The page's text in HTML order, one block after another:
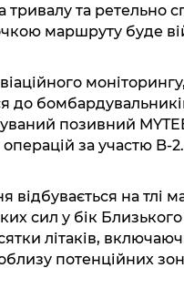
тривалу та ретельно
маршруту буде
до
позивний
за участю B-2.
відбувається на тлі
сил у бік
літаків,
потенційних